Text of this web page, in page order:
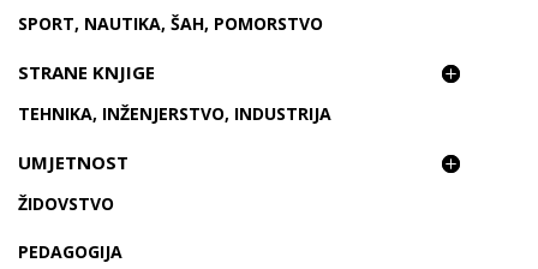
SPORT, NAUTIKA, ŠAH, POMORSTVO
STRANE KNJIGE
TEHNIKA, INŽENJERSTVO, INDUSTRIJA
UMJETNOST
ŽIDOVSTVO
PEDAGOGIJA